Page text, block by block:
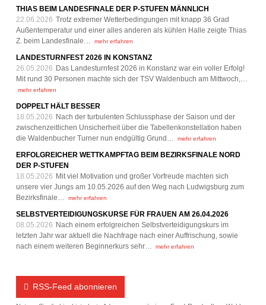
THIAS BEIM LANDESFINALE DER P-STUFEN MÄNNLICH
22.06.2026 Trotz extremer Wetterbedingungen mit knapp 36 Grad
Außentemperatur und einer alles anderen als kühlen Halle zeigte Thias
Z. beim Landesfinale…
mehr erfahren
LANDESTURNFEST 2026 IN KONSTANZ
26.05.2026 Das Landesturnfest 2026 in Konstanz war ein voller Erfolg!
Mit rund 30 Personen machte sich der TSV Waldenbuch am Mittwoch,…
mehr erfahren
DOPPELT HÄLT BESSER
18.05.2026 Nach der turbulenten Schlussphase der Saison und der
zwischenzeitlichen Unsicherheit über die Tabellenkonstellation haben
die Waldenbucher Turner nun endgültig Grund…
mehr erfahren
ERFOLGREICHER WETTKAMPFTAG BEIM BEZIRKSFINALE NORD
DER P-STUFEN
18.05.2026 Mit viel Motivation und großer Vorfreude machten sich
unsere vier Jungs am 10.05.2026 auf den Weg nach Ludwigsburg zum
Bezirksfinale…
mehr erfahren
SELBSTVERTEIDIGUNGSKURSE FÜR FRAUEN AM 26.04.2026
08.05.2026 Nach einem erfolgreichen Selbstverteidigungskurs im
letzten Jahr war aktuell die Nachfrage nach einer Auffrischung, sowie
nach einem weiteren Beginnerkurs sehr…
mehr erfahren
RSS-Feed abonnieren